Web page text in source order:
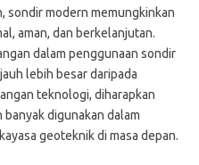
sondir modern memungkinkan
aman, dan berkelanjutan.
dalam penggunaan sondir
lebih besar daripada
teknologi, diharapkan
digunakan dalam
geoteknik di masa depan.